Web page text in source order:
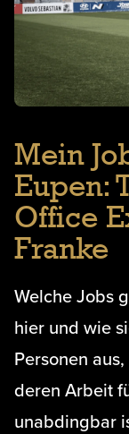
Mein
Eupen:
Office
Franke
Welche Jobs
hier und wie
Personen
deren Arbeit
unabdingbar